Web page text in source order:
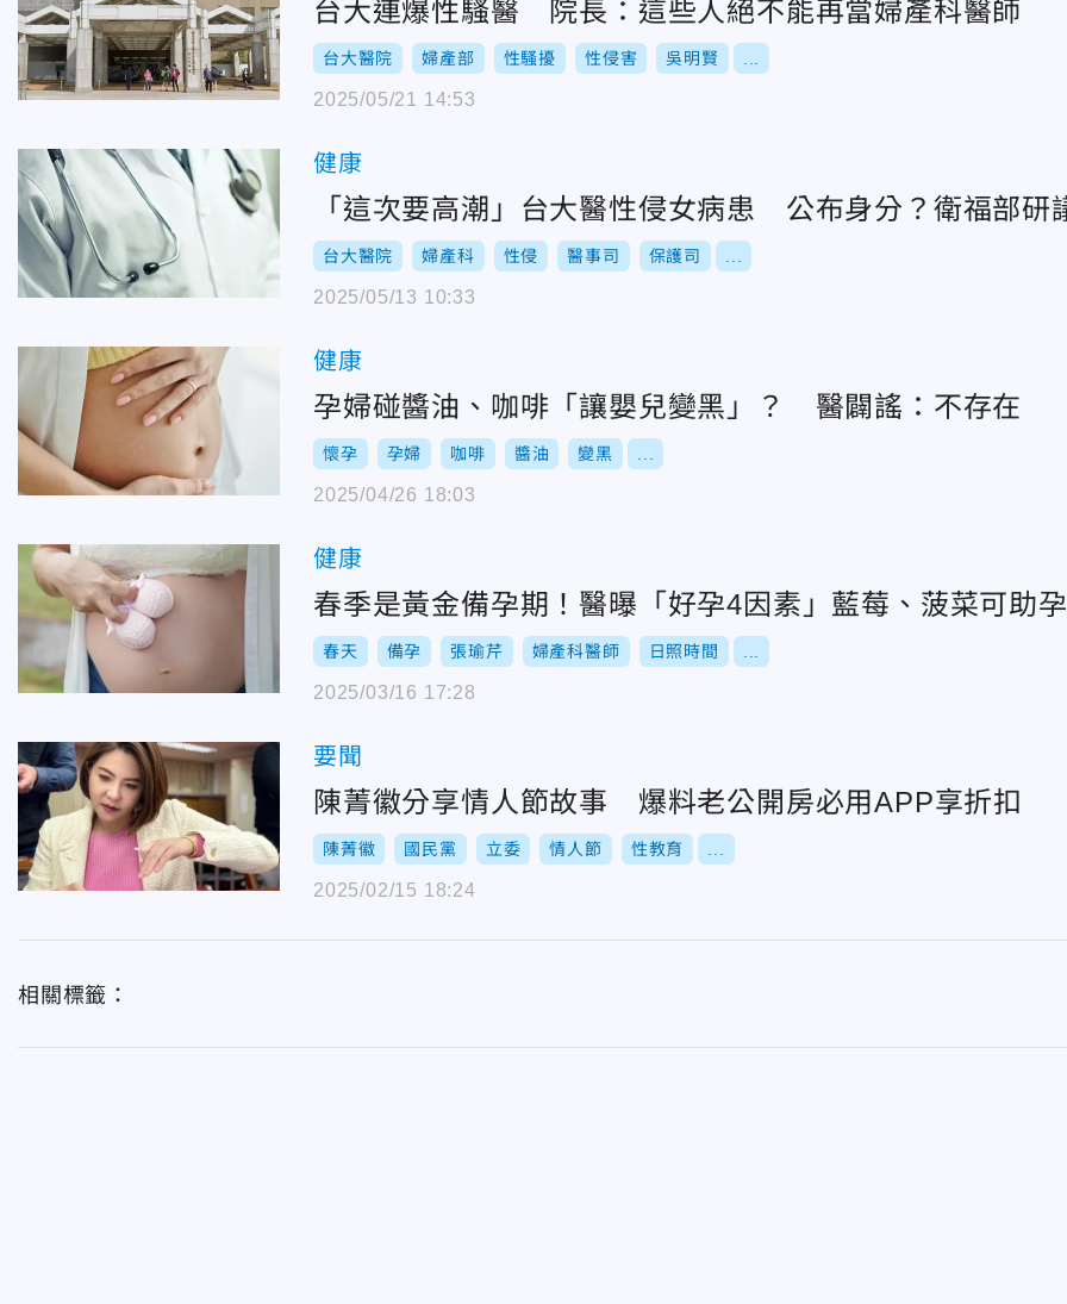
台大連爆性騷醫 院長：這些人絕不能再當婦產科醫師
台大醫院 婦產部 性騷擾 性侵害 吳明賢
2025/05/21 14:53
健康
「這次要高潮」台大醫性侵女病患 公布身分？衛福部研
台大醫院 婦產科 性侵 醫事司 保護司
2025/05/13 10:33
健康
孕婦碰醬油、咖啡「讓嬰兒變黑」？ 醫闢謠：不存在
懷孕 孕婦 咖啡 醬油 變黑
2025/04/26 18:03
健康
春季是黃金備孕期！醫曝「好孕4因素」藍莓、菠菜可助孕
春天 備孕 張瑜芹 婦產科醫師 日照時間
2025/03/16 17:28
要聞
陳菁徽分享情人節故事 爆料老公開房必用APP享折扣
陳菁徽 國民黨 立委 情人節 性教育
2025/02/15 18:24
相關標籤：